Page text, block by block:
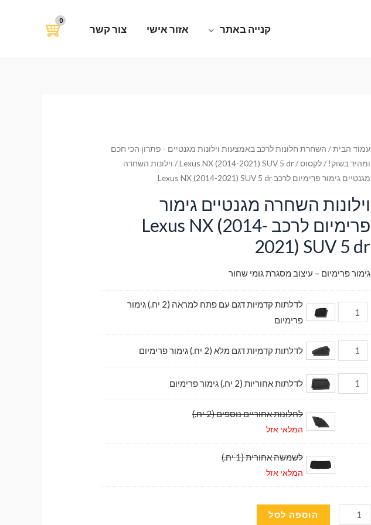
קנייה באתר אזור אישי צור קשר
עמוד הבית/ השחרת חלונות לרכב באמצעות וילונות מגנטיים - פתרון הכי חכם
ומהיר בשוק! /לקסוס/
Lexus NX (2014-2021) SUV 5 dr/ וילונות השחרה
מגנטיים גימור פרימיום לרכב Lexus NX (2014-2021) SUV 5 dr
וילונות השחרה מגנטיים גימור
פרימיום לרכב Lexus NX (2014-
2021) SUV 5 dr
גימור פרימיום – עיצוב מסגרת גומי שחור
לדלתות קדמיות דגם עם פתח למראה (2 יח.) גימור
פרימיום
לדלתות קדמיות דגם מלא (2 יח.) גימור פרימיום
לדלתות אחוריות (2 יח.) גימור פרימיום
לחלונות אחוריים נוספים (2 יח.)
המלאי אזל
לשמשה אחורית (1 יח.)
המלאי אזל
כמות
הוספה לסל